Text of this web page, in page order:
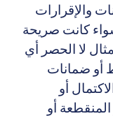
كانت صريحة
لا الحصر أي
ضمانات
أو
أو